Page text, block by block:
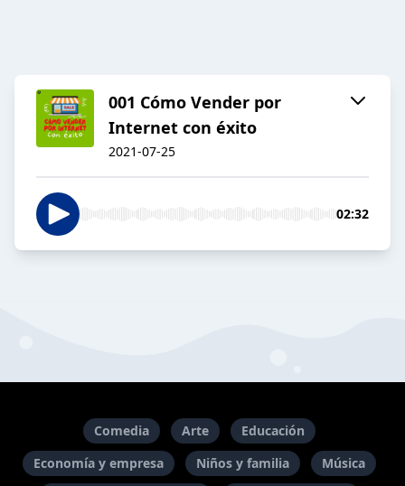
001 Cómo Vender por
Internet con éxito
2021-07-25
02:32
Comedia Arte
Educación
Economía y empresa
Niños y familia
Música